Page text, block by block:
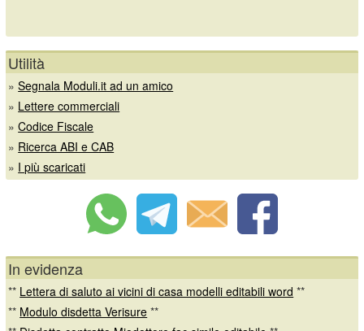
Utilità
»Segnala Moduli.it ad un amico
» Lettere commerciali
»Codice Fiscale
» Ricerca ABI e CAB
» I più scaricati
In evidenza
** Lettera di saluto ai vicini di casa modelli editabili word **
** Modulo disdetta Verisure **